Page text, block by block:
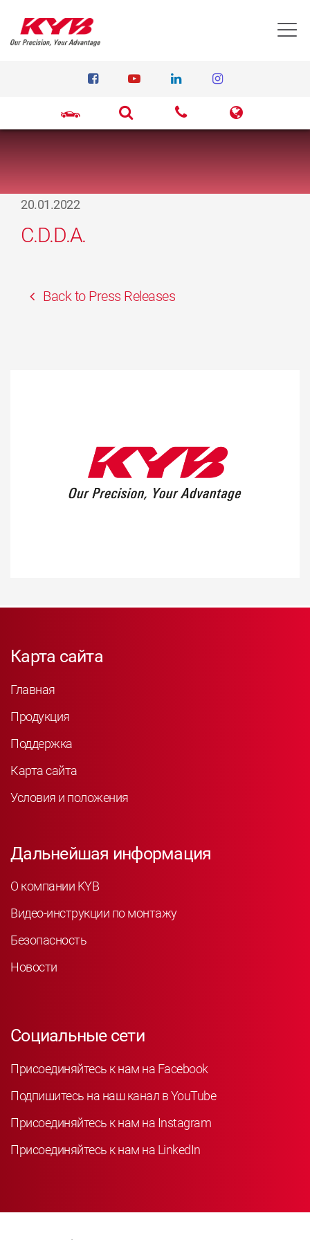
20.01.2022
C.D.D.A.
Back to Press Releases
Карта сайта
Главная
Продукция
Поддержка
Карта сайта
Условия и положения
Дальнейшая информация
О компании KYB
Видео-инструкции по монтажу
Безопасность
Новости
Социальные сети
Присоединяйтесь к нам на Facebook
Подпишитесь на наш канал в YouTube
Присоединяйтесь к нам на Instagram
Присоединяйтесь к нам на LinkedIn